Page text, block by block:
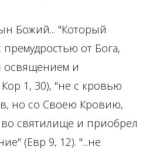
Божий... "Который
премудростью от Бога,
освящением и
1, 30), "не с кровью
но со Своею Кровию,
святилище и приобрел
(Евр 9, 12). "...не